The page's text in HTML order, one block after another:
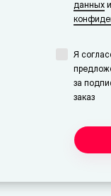
данных
Я
за
заказ